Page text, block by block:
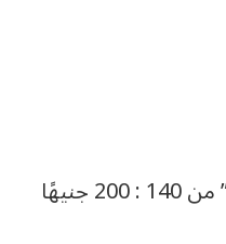
تراوح سعر سمك البوري “1” من 140 : 200 جنيهًا